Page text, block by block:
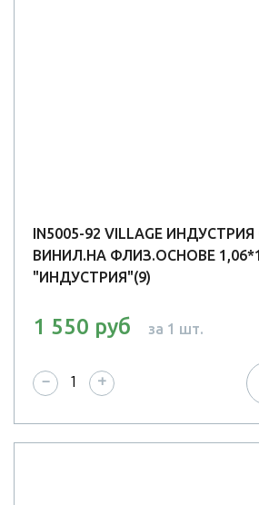
IN5005-92 VILLAGE
ВИНИЛ.НА ФЛИЗ.ОСНОВЕ
"ИНДУСТРИЯ"(9)
1 550 руб за 1 шт.
− +